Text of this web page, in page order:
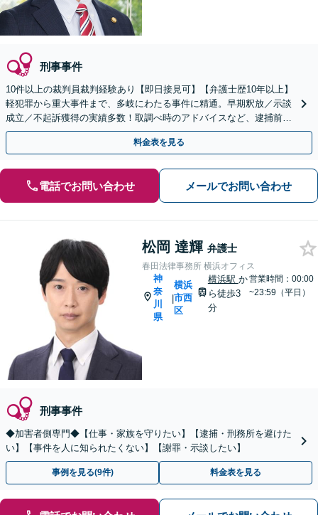
刑事事件
10件以上の裁判員裁判経験あり【即日接見可】【弁護士歴10年以上】
軽犯罪から重大事件まで、多岐にわたる事件に精通。早期釈放／示談
成立／不起訴獲得の実績多数！取調べ時のアドバイスなど、逮捕前の
ご相談にも対応【日本大通り駅2分】【初回相談無料】
料金表を見る
電話でお問い合わせ メールでお問い合わせ
松岡 達輝 弁護士
春田法律事務所 横浜オフィス
神
奈
川
県
|
横浜
市西
区
横浜駅 か
ら徒歩3
分
営業時間：00:00
~23:59（平日）
刑事事件
◆加害者側専門◆【仕事・家族を守りたい】【逮捕・刑務所を避けた
い】【事件を人に知られたくない】【謝罪・示談したい】
事例を見る(9件) 料金表を見る